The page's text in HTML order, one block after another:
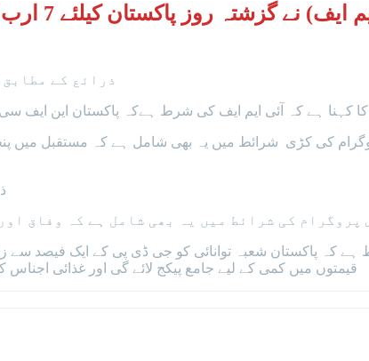
ذرائع کے
کا کہنا ہے کہ آئی ایم ایف کی شرط ہےکہ پاکستان این ایف سی
کی کڑی شرائط میں یہ بھی شامل ہے کہ مستقبل میں
کی شرائط میں یہ بھی شامل ہے کہ وفاق
ہے کہ پاکستان شعبہ توانائی کو جی ڈی پی کے ایک فیصد
قیمتوں میں کمی کے لیے جامع پیکج لائے گی اور غذائی اجناس